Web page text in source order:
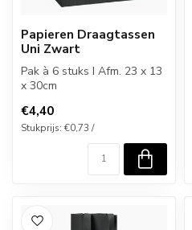
Papieren Draagtassen
Uni Zwart
Pak à 6 stuks I Afm. 23 x 13
x 30cm
€4,40
Stukprijs: €0,73 /